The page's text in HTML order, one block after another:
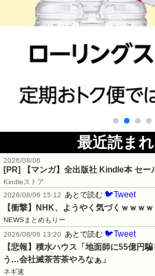
最近読ま
2026/08/06
[PR] 【マンガ】全出版社 Kindle本 セー
Kindleストア
2026/08/06 15:12
あとで読む 🐦Tweet
【衝撃】NHK、ようやく気づくｗｗｗ
NEWSまとめもりー
2026/08/06 13:20
あとで読む 🐦Tweet
【悲報】積水ハウス「地面師に55億円
う…会社滅茶苦茶やろなぁ」
ネギ速